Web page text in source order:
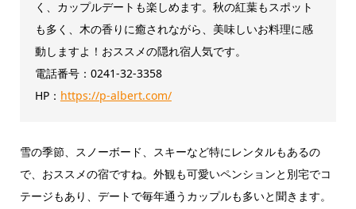
く、カップルデートも楽しめます。秋の紅葉もスポット
も多く、木の香りに癒されながら、美味しいお料理に感
動しますよ！おススメの隠れ宿人気です。
電話番号：0241-32-3358
HP： https://p-albert.com/
雪の季節、スノーボード、スキーなど特にレンタルもあるの
で、おススメの宿ですね。外観も可愛いペンションと別宅でコ
テージもあり、デートで毎年通うカップルも多いと聞きます。